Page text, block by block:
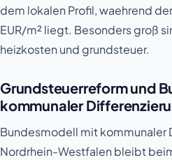
dem lokalen Profil, waehrend
EUR/m² liegt. Besonders groß
heizkosten und grundsteuer.
Grundsteuerreform und
kommunaler
Bundesmodell mit kommunaler
Nordrhein-Westfalen bleibt